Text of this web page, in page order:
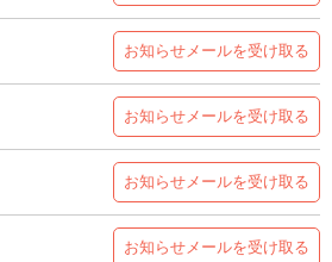
お知らせメールを受け取る
お知らせメールを受け取る
お知らせメールを受け取る
お知らせメールを受け取る